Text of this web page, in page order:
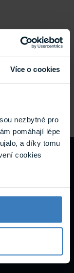
Více o cookies
nezbytné pro
pomáhají lépe
a díky tomu
cookies
k jedné
pevného ...